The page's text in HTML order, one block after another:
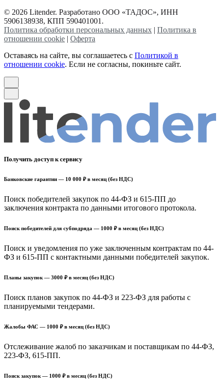
© 2026 Litender. Разработано ООО «ТАДОС», ИНН
5906138938, КПП 590401001.
Политика обработки персональных данных | Политика в
отношении cookie | Оферта
Оставаясь на сайте, вы соглашаетесь с Политикой в
отношении cookie. Если не согласны, покиньте сайт.
Получить доступ к сервису
Банковские гарантии — 10 000 ₽ в месяц (без НДС)
Поиск победителей закупок по 44-ФЗ и 615-ПП до
заключения контракта по данными итогового протокола.
Поиск победителей для субподряда — 1000 ₽ в месяц (без НДС)
Поиск и уведомления по уже заключенным контрактам по 44-
ФЗ и 615-ПП с контактными данными победителей закупок.
Планы закупок — 3000 ₽ в месяц (без НДС)
Поиск планов закупок по 44-ФЗ и 223-ФЗ для работы с
планируемыми тендерами.
Жалобы ФАС — 1000 ₽ в месяц (без НДС)
Отслеживание жалоб по заказчикам и поставщикам по 44-ФЗ,
223-ФЗ, 615-ПП.
Поиск закупок — 1000 ₽ в месяц (без НДС)